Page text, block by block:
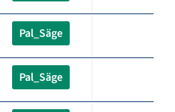
Pal_Säge
Pal_Säge